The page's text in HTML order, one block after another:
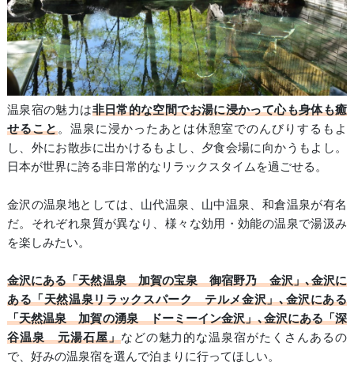
温泉宿の魅力は非日常的な空間でお湯に浸かって心も身体も癒
せること。温泉に浸かったあとは休憩室でのんびりするもよ
し、外にお散歩に出かけるもよし、夕食会場に向かうもよし。
日本が世界に誇る非日常的なリラックスタイムを過ごせる。
金沢の温泉地としては、山代温泉、山中温泉、和倉温泉が有名
だ。それぞれ泉質が異なり、様々な効用・効能の温泉で湯汲み
を楽しみたい。
金沢にある「天然温泉 加賀の宝泉 御宿野乃 金沢」､金沢に
ある「天然温泉リラックスパーク テルメ金沢」､金沢にある
「天然温泉 加賀の湧泉 ドーミーイン金沢」､金沢にある「深
谷温泉 元湯石屋」などの魅力的な温泉宿がたくさんあるの
で、好みの温泉宿を選んで泊まりに行ってほしい。